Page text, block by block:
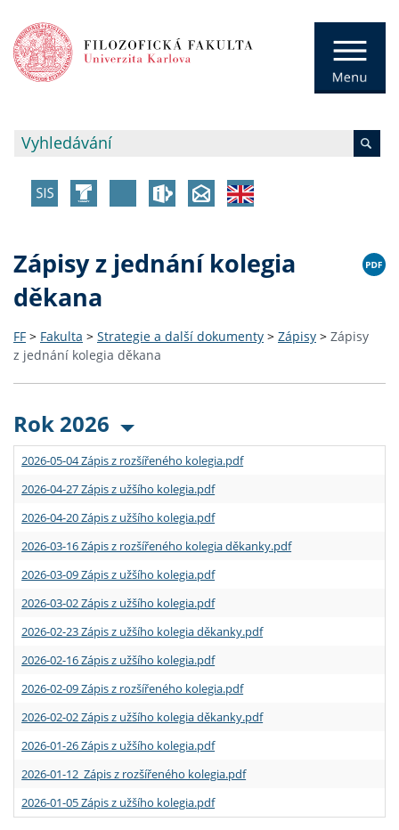
Zápisy z jednání kolegia
děkana
FF > Fakulta > Strategie a další dokumenty > Zápisy > Zápisy
z jednání kolegia děkana
Rok 2026
2026-05-04 Zápis z rozšířeného kolegia.pdf
2026-04-27 Zápis z užšího kolegia.pdf
2026-04-20 Zápis z užšího kolegia.pdf
2026-03-16 Zápis z rozšířeného kolegia děkanky.pdf
2026-03-09 Zápis z užšího kolegia.pdf
2026-03-02 Zápis z užšího kolegia.pdf
2026-02-23 Zápis z užšího kolegia děkanky.pdf
2026-02-16 Zápis z užšího kolegia.pdf
2026-02-09 Zápis z rozšířeného kolegia.pdf
2026-02-02 Zápis z užšího kolegia děkanky.pdf
2026-01-26 Zápis z užšího kolegia.pdf
2026-01-12 Zápis z rozšířeného kolegia.pdf
2026-01-05 Zápis z užšího kolegia.pdf